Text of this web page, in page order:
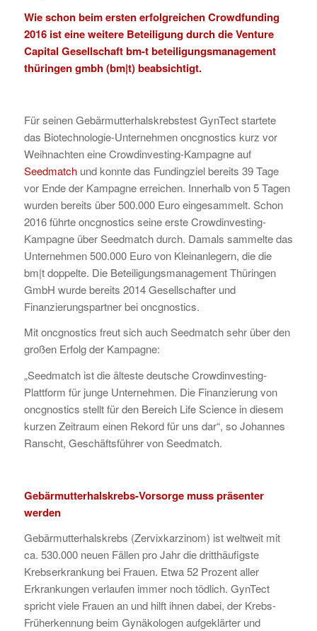
Wie schon beim ersten erfolgreichen Crowdfunding
2016 ist eine weitere Beteiligung durch die Venture
Capital Gesellschaftbm-t beteiligungsmanagement
thüringen gmbh(bm|t) beabsichtigt.
Für seinen Gebärmutterhalskrebstest GynTect startete
das Biotechnologie-Unternehmen oncgnostics kurz vor
Weihnachten eine Crowdinvesting-Kampagne auf
Seedmatchund konnte das Fundingziel bereits 39 Tage
vor Ende der Kampagne erreichen. Innerhalb von 5 Tagen
wurden bereits über 500.000 Euro eingesammelt. Schon
2016 führte oncgnostics seine erste Crowdinvesting-
Kampagne über Seedmatch durch. Damals sammelte das
Unternehmen 500.000 Euro von Kleinanlegern, die die
bm|t doppelte. Die Beteiligungsmanagement Thüringen
GmbH wurde bereits 2014 Gesellschafter und
Finanzierungspartner bei oncgnostics.
Mit oncgnostics freut sich auch Seedmatch sehr über den
großen Erfolg der Kampagne:
„Seedmatch ist die älteste deutsche Crowdinvesting-
Plattform für junge Unternehmen. Die Finanzierung von
oncgnostics stellt für den Bereich Life Science in diesem
kurzen Zeitraum einen Rekord für uns dar“, so Johannes
Ranscht, Geschäftsführer von Seedmatch.
Gebärmutterhalskrebs-Vorsorge muss präsenter
werden
Gebärmutterhalskrebs (Zervixkarzinom) ist weltweit mit
ca. 530.000 neuen Fällen pro Jahr die dritthäufigste
Krebserkrankung bei Frauen. Etwa 52 Prozent aller
Erkrankungen verlaufen immer noch tödlich. GynTect
spricht viele Frauen an und hilft ihnen dabei, der Krebs-
Früherkennung beim Gynäkologen aufgeklärter und